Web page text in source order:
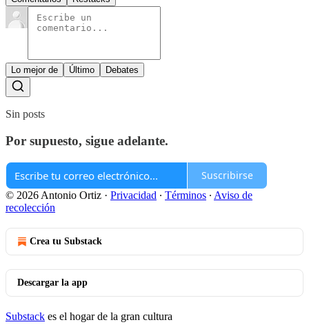
Lo mejor de Último Debates
Sin posts
Por supuesto, sigue adelante.
Suscribirse
© 2026 Antonio Ortiz · Privacidad ∙ Términos ∙ Aviso de
recolección
Crea tu Substack
Descargar la app
Substack es el hogar de la gran cultura